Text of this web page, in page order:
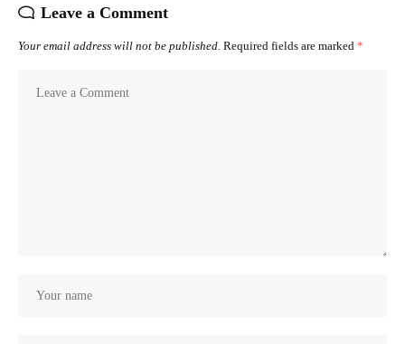
Leave a Comment
Your email address will not be published. Required fields are marked *